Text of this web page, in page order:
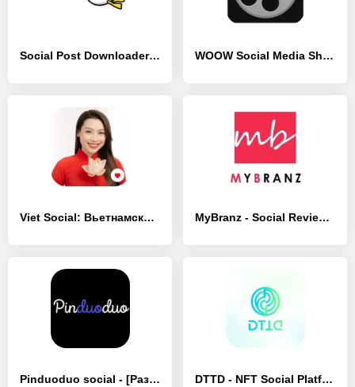
Social Post Downloader - [Премиум версия] WOOW Social Media Short videos - [Премиум версия]
Viet Social: Вьетнамский чат - [Полная версия] MyBranz - Social Reviews - [Разблокированная версия]
Pinduoduo social - [Разблокированная версия] DTTD - NFT Social Platform - [Без рекламы]